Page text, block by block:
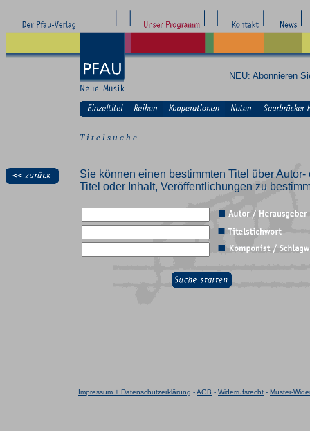
NEU: Abonnieren
T i t e l s u c h e
Sie können einen bestimmten Titel über
Titel oder Inhalt, Veröffentlichungen zu
Impressum + Datenschutzerklärung -AGB - Widerrufsrecht - Muster-